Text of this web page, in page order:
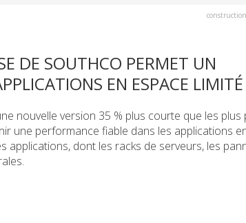
DE SOUTHCO PERMET UN
EN ESPACE LIMITÉ
nouvelle version 35 % plus courte que les plus
une performance fiable dans les applications
applications, dont les racks de serveurs, les